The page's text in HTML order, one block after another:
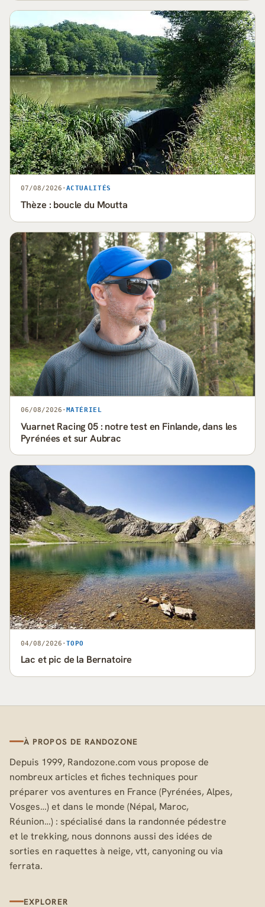
07/08/2026 · ACTUALITÉS
Thèze : boucle du Moutta
06/08/2026 · MATÉRIEL
Vuarnet Racing 05 : notre test en Finlande, dans les
Pyrénées et sur Aubrac
04/08/2026 · TOPO
Lac et pic de la Bernatoire
À PROPOS DE RANDOZONE
Depuis 1999, Randozone.com vous propose de
nombreux articles et fiches techniques pour
préparer vos aventures en France (Pyrénées, Alpes,
Vosges…) et dans le monde (Népal, Maroc,
Réunion…) : spécialisé dans la randonnée pédestre
et le trekking, nous donnons aussi des idées de
sorties en raquettes à neige, vtt, canyoning ou via
ferrata.
EXPLORER